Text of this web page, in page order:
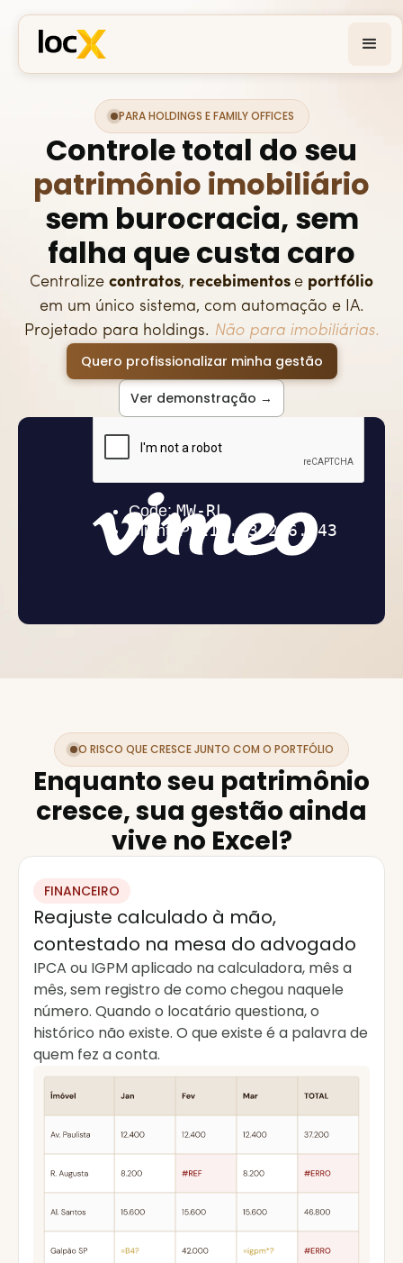
PARA HOLDINGS E FAMILY OFFICES
Controle total do seu
patrimônio imobiliário
sem burocracia, sem
falha que custa caro
Centralize contratos, recebimentos e portfólio
em um único sistema, com automação e IA.
Projetado para holdings. Não para imobiliárias.
Quero profissionalizar minha gestão
Ver demonstração →
O RISCO QUE CRESCE JUNTO COM O PORTFÓLIO
Enquanto seu patrimônio
cresce, sua gestão ainda
vive no Excel?
FINANCEIRO
Reajuste calculado à mão,
contestado na mesa do advogado
IPCA ou IGPM aplicado na calculadora, mês a
mês, sem registro de como chegou naquele
número. Quando o locatário questiona, o
histórico não existe. O que existe é a palavra de
quem fez a conta.